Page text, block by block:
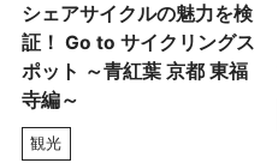
シェアサイクルの魅力を検
証！ Go to サイクリングス
ポット ～青紅葉 京都 東福
寺編～
観光